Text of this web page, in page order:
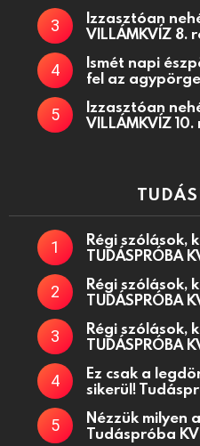
Izzasztóan
VILLÁMKVÍZ 8.
Ismét napi
fel az
Izzasztóan
VILLÁMKVÍZ 10.
Régi szólások,
TUDÁSPRÓBA
Régi szólások,
TUDÁSPRÓBA
Régi szólások,
TUDÁSPRÓBA
Ez csak a
sikerül!
Nézzük milyen
Tudáspróba